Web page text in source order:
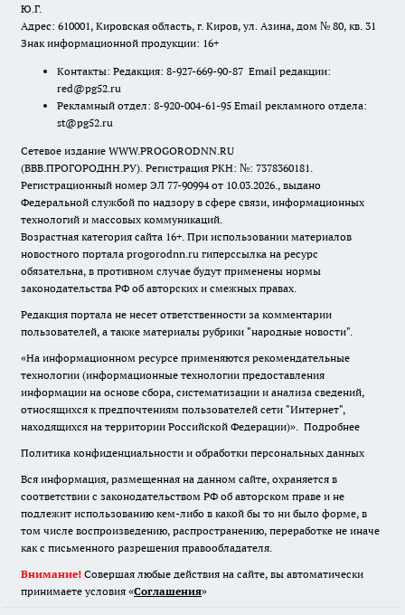
Ю.Г.
Адрес: 610001, Кировская область, г. Киров, ул. Азина, дом № 80, кв. 31
Знак информационной продукции: 16+
Контакты: Редакция: 8-927-669-90-87 Email редакции:
red@pg52.ru
Рекламный отдел: 8-920-004-61-95 Email рекламного отдела:
st@pg52.ru
Сетевое издание WWW.PROGORODNN.RU
(ВВВ.ПРОГОРОДНН.РУ). Регистрация РКН: №: 7378360181.
Регистрационный номер ЭЛ 77-90994 от 10.03.2026., выдано
Федеральной службой по надзору в сфере связи, информационных
технологий и массовых коммуникаций.
Возрастная категория сайта 16+. При использовании материалов
новостного портала progorodnn.ru гиперссылка на ресурс
обязательна, в противном случае будут применены нормы
законодательства РФ об авторских и смежных правах.
Редакция портала не несет ответственности за комментарии
пользователей, а также материалы рубрики "народные новости".
«На информационном ресурсе применяются рекомендательные
технологии (информационные технологии предоставления
информации на основе сбора, систематизации и анализа сведений,
относящихся к предпочтениям пользователей сети "Интернет",
находящихся на территории Российской Федерации)». Подробнее
Политика конфиденциальности и обработки персональных данных
Вся информация, размещенная на данном сайте, охраняется в
соответствии с законодательством РФ об авторском праве и не
подлежит использованию кем-либо в какой бы то ни было форме, в
том числе воспроизведению, распространению, переработке не иначе
как с письменного разрешения правообладателя.
Внимание! Совершая любые действия на сайте, вы автоматически
принимаете условия «Cоглашения»